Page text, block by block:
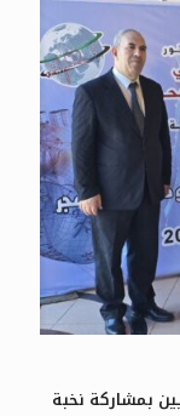
بمشاركة نخبة